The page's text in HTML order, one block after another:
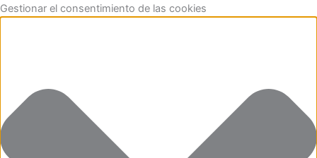
Gestionar el consentimiento de las cookies
Funcional
Preferencias
Estadísticas
Marketing
Aller